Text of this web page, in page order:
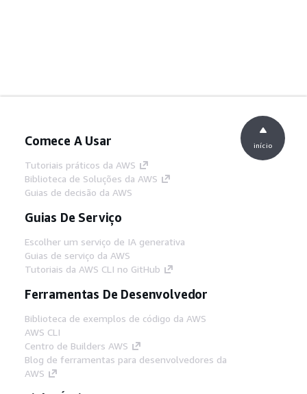
Comece A Usar
Tutoriais práticos da AWS
Biblioteca de Soluções da AWS
Guias de decisão da AWS
Guias De Serviço
Escolher um serviço de IA generativa
Guias de serviço da AWS
Tutoriais da AWS CLI no GitHub
Ferramentas De Desenvolvedor
Biblioteca de exemplos de código da AWS
AWS CLI
Centro de Builders AWS
Blog de ferramentas para desenvolvedores da
AWS
início